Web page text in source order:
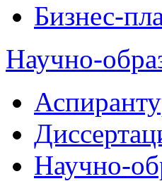
Бизнес-
Научно-
Научно-